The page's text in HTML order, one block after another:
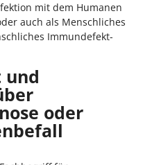
mit dem Humanen
auch als Menschliches
Immundefekt-
und
oder